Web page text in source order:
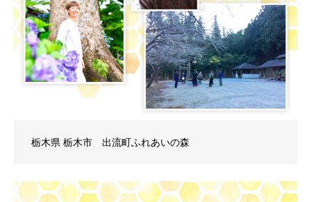
栃木県 栃木市 出流町ふれあいの森